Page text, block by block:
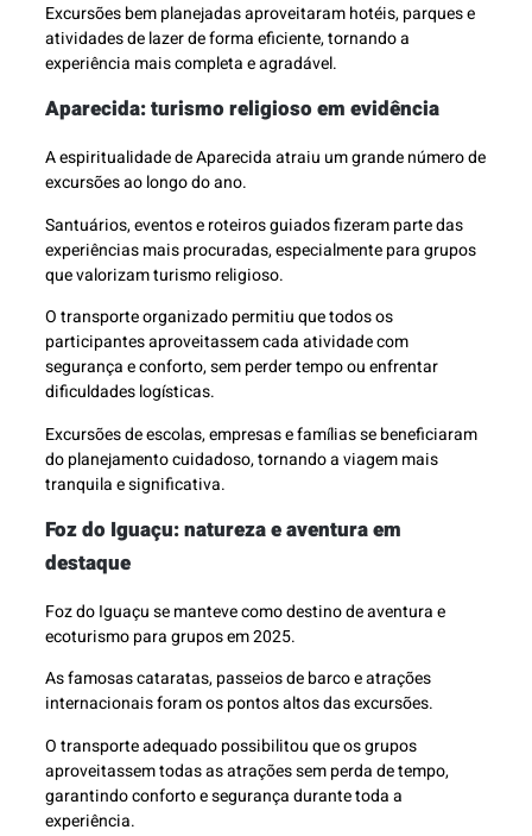
Excursões bem planejadas aproveitaram hotéis, parques e
atividades de lazer de forma eficiente, tornando a
experiência mais completa e agradável.
Aparecida: turismo religioso em evidência
A espiritualidade de Aparecida atraiu um grande número de
excursões ao longo do ano.
Santuários, eventos e roteiros guiados fizeram parte das
experiências mais procuradas, especialmente para grupos
que valorizam turismo religioso.
O transporte organizado permitiu que todos os
participantes aproveitassem cada atividade com
segurança e conforto, sem perder tempo ou enfrentar
dificuldades logísticas.
Excursões de escolas, empresas e famílias se beneficiaram
do planejamento cuidadoso, tornando a viagem mais
tranquila e significativa.
Foz do Iguaçu: natureza e aventura em
destaque
Foz do Iguaçu se manteve como destino de aventura e
ecoturismo para grupos em 2025.
As famosas cataratas, passeios de barco e atrações
internacionais foram os pontos altos das excursões.
O transporte adequado possibilitou que os grupos
aproveitassem todas as atrações sem perda de tempo,
garantindo conforto e segurança durante toda a
experiência.